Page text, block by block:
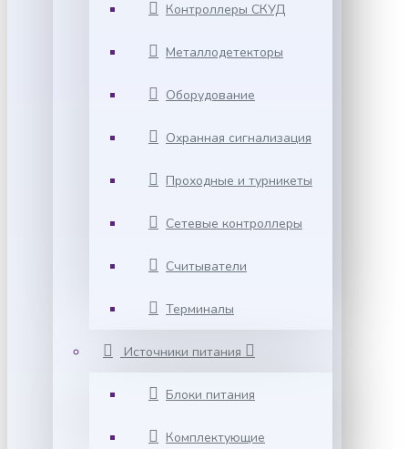
Контроллеры СКУД
Металлодетекторы
Оборудование
Охранная сигнализация
Проходные и турникеты
Сетевые контроллеры
Считыватели
Терминалы
Источники питания
Блоки питания
Комплектующие